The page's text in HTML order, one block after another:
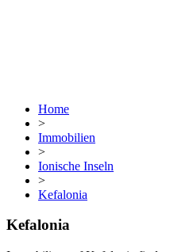
Home
>
Immobilien
>
Ionische Inseln
>
Kefalonia
Kefalonia